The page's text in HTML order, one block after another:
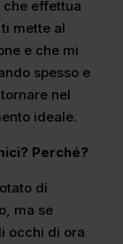
che effettua
mette al
e che mi
spesso e
nel
ideale.
Perché?
di
ma se
occhi di ora